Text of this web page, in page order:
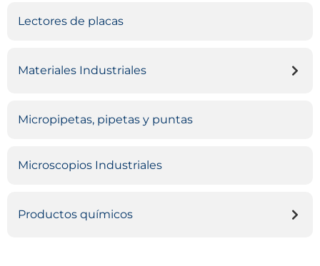
Lectores de placas
Materiales Industriales
Micropipetas, pipetas y puntas
Microscopios Industriales
Productos químicos